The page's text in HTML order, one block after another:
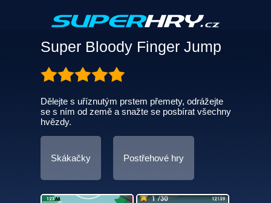
Super Bloody Finger Jump
Dělejte s uříznutým prstem přemety, odrážejte
se s ním od země a snažte se posbírat všechny
hvězdy.
Skákačky Postřehové hry